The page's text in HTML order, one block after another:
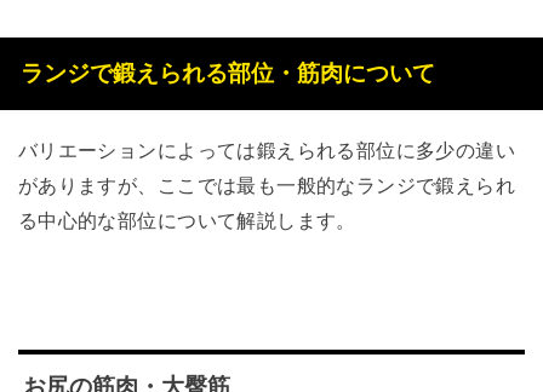
ランジで鍛えられる部位・筋肉について
バリエーションによっては鍛えられる部位に多少の違い
がありますが、ここでは最も一般的なランジで鍛えられ
る中心的な部位について解説します。